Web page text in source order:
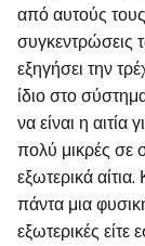
από αυτούς
συγκεντρώσεις
εξηγήσει την
ίδιο στο
να είναι η αιτία
πολύ μικρές σε
εξωτερικά
πάντα μια
εξωτερικές είτε